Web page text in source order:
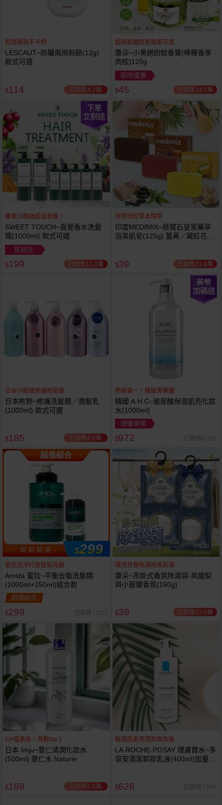
輕透服貼不卡粉
LESCAUT~防曬兩用粉餅(12g)
款式可選
$114 已銷售4.2萬
超強蚊蟲剋星隨處可放
康朵~小黑絕防蚊香膏(檸檬香茅
肉桂)120g
限時優惠
$45 已銷售24.5萬
下單
立刻送
專業沙龍級超值激推！
SWEET TOUCH~直覺香水洗髮
精(1000ml) 款式可選
買就送
$199 已銷售13.3萬
阿育吠陀草本精萃
印度MEDIMIX~綠寶石皇室藥草
浴美肌皂(125g) 薑黃／藏紅花／
$39 已銷售11.4萬
日本沙龍級修護輕鬆做
日本熊野~修護洗髮精／潤髮乳
(1000ml) 款式可選
$185 已銷售6.6萬
美幣
加碼送
熱銷第一！韓版青春露
韓國 A.H.C~玻尿酸保濕肌亮化妝
水(1000ml)
現賺美幣
$972 已銷售6,203
超值組合
即 刻 開 搶 $299
徹底洗淨打造蓬鬆亮麗
Amida 蜜拉~平衡去脂洗髮精
(1000ml+250ml)組合款
超值組合
$299 已銷售7,122
環境芬香除濕除臭防潮
康朵~吊掛式香氛除濕袋-英國梨
與小蒼蘭香氛(160g)
$39 已銷售13.6萬
CP值激高！濕敷No.1
日本 Imju~薏仁清潤化妝水
(500ml) 薏仁水 Naturie
$188 已銷售5.9萬
敏弱肌愛用清爽無負擔
LA ROCHE-POSAY 理膚寶水~多
容安清潔卸妝乳液(400ml)加量
$626 已銷售7,564